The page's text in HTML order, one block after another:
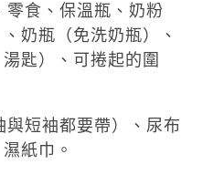
零食、保溫瓶、奶粉
奶瓶（免洗奶瓶）、
匙）、可捲起的圍
與短袖都要帶）、尿布
紙巾。